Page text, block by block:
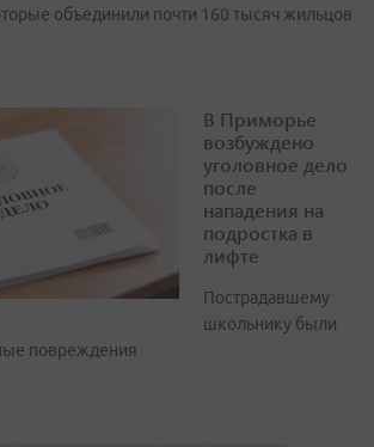
объединили почти 160 тысяч жильцов
В Приморье
возбуждено
уголовное дело
после
нападения на
подростка в
лифте
Пострадавшему
школьнику были
повреждения